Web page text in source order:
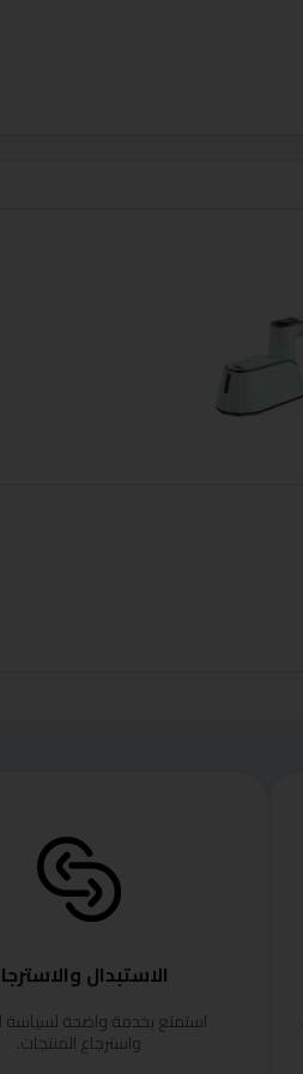
الاستبدال
استمتع بخدمة واضحة لسياسة
واسترجاع المنتجات.